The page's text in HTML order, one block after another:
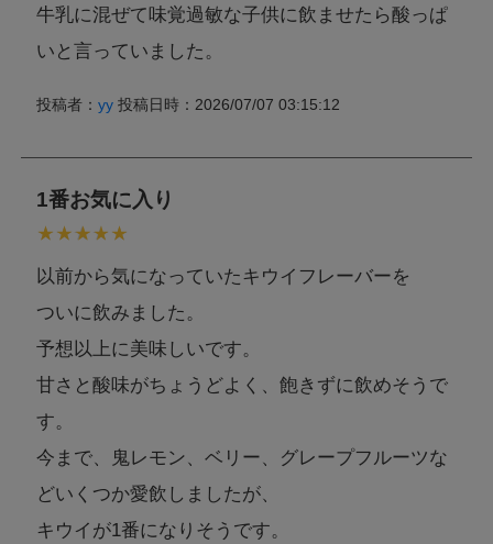
牛乳に混ぜて味覚過敏な子供に飲ませたら酸っぱ
いと言っていました。
投稿者：yy 投稿日時：2026/07/07 03:15:12
1番お気に入り
以前から気になっていたキウイフレーバーを
ついに飲みました。
予想以上に美味しいです。
甘さと酸味がちょうどよく、飽きずに飲めそうで
す。
今まで、鬼レモン、ベリー、グレープフルーツな
どいくつか愛飲しましたが、
キウイが1番になりそうです。